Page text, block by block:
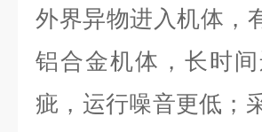
外界异物进入机体，
铝合金机体，长时
疵，运行噪音更低；